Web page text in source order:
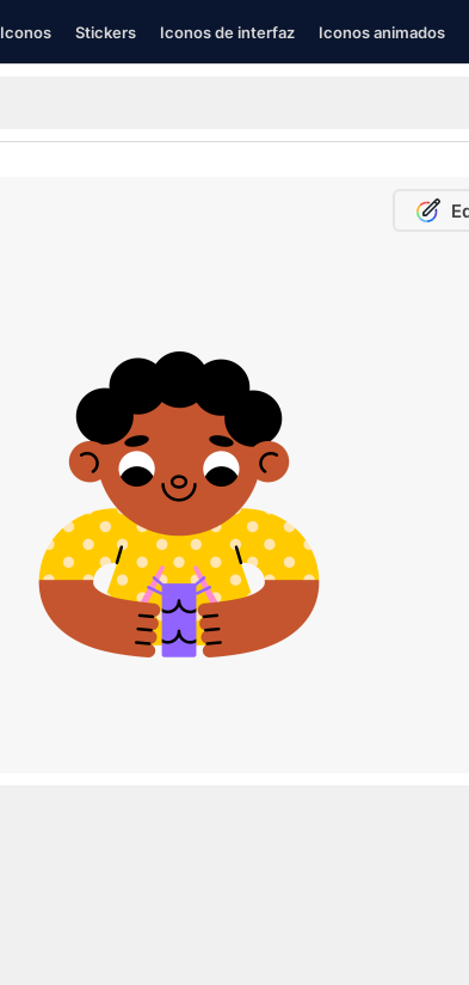
Iconos Stickers Iconos de interfaz Iconos animados